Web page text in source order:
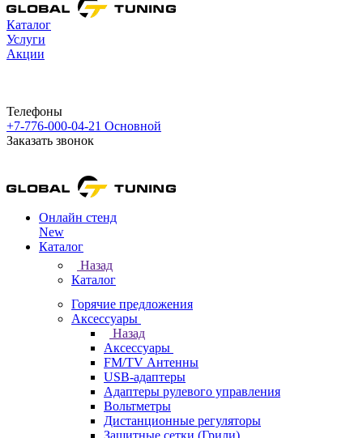
Каталог
Услуги
Акции
Телефоны
+7-776-000-04-21 Основной
Заказать звонок
Онлайн стенд
New
Каталог
Назад
Каталог
Горячие предложения
Аксессуары
Назад
Аксессуары
FM/TV Антенны
USB-адаптеры
Адаптеры рулевого управления
Вольтметры
Дистанционные регуляторы
Защитные сетки (Грили)